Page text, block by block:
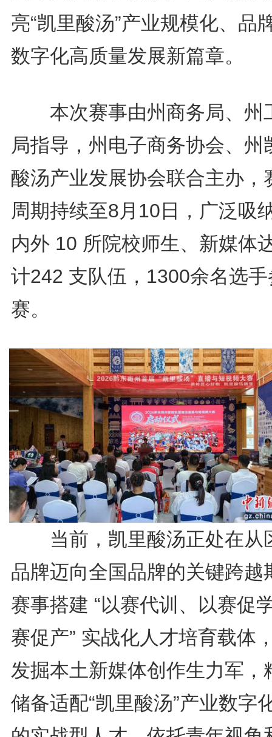
亮“凯里酸汤”产业规模化、品
数字化高质量发展新篇章。
本次赛事由州商务局、州
局指导，州电子商务协会、州
酸汤产业发展协会联合主办，
周期持续至8月10日，广泛吸
内外 10 所院校师生、新媒体
计242 支队伍，1300余名选手
赛。
当前，凯里酸汤正处在从
品牌迈向全国品牌的关键跨越
赛事搭建 “以赛代训、以赛促
赛促产” 实战化人才培育载体
发掘本土新媒体创作生力军，
储备适配“凯里酸汤”产业数字